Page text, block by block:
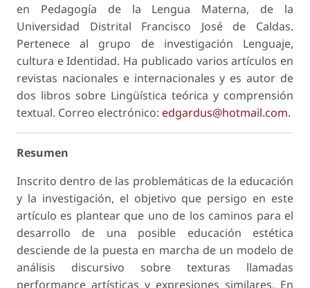
en Pedagogía de la Lengua Materna, de la
Universidad Distrital Francisco José de Caldas.
Pertenece al grupo de investigación Lenguaje,
cultura e Identidad. Ha publicado varios artículos en
revistas nacionales e internacionales y es autor de
dos libros sobre Lingüística teórica y comprensión
textual. Correo electrónico: edgardus@hotmail.com.
Resumen
Inscrito dentro de las problemáticas de la educación
y la investigación, el objetivo que persigo en este
artículo es plantear que uno de los caminos para el
desarrollo de una posible educación estética
desciende de la puesta en marcha de un modelo de
análisis discursivo sobre texturas llamadas
performance artísticas y expresiones similares. En